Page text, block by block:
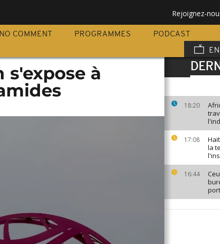
Rejoignez-
NO COMMENT PROGRAMMES
PODCAST
18:20
17:08
la
16:44
à